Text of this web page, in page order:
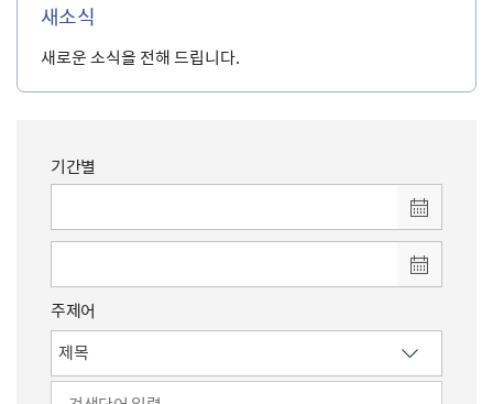
새소식
새로운 소식을 전해 드립니다.
기간별
주제어